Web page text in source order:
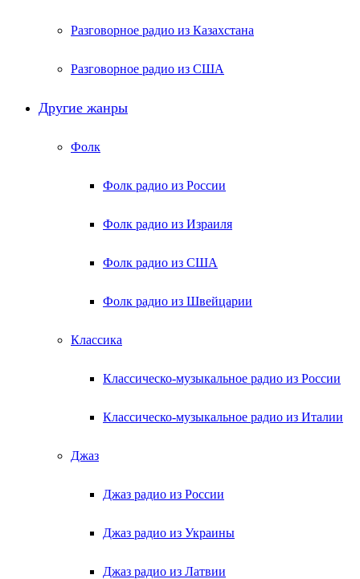
Разговорное радио из Казахстана
Разговорное радио из США
Другие жанры
Фолк
Фолк радио из России
Фолк радио из Израиля
Фолк радио из США
Фолк радио из Швейцарии
Классика
Классическо-музыкальное радио из России
Классическо-музыкальное радио из Италии
Джаз
Джаз радио из России
Джаз радио из Украины
Джаз радио из Латвии